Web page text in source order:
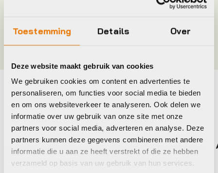
Toestemming Details Over
Deze website maakt gebruik van cookies
We gebruiken cookies om content en advertenties te
personaliseren, om functies voor social media te bieden
en om ons websiteverkeer te analyseren. Ook delen we
informatie over uw gebruik van onze site met onze
partners voor social media, adverteren en analyse. Deze
partners kunnen deze gegevens combineren met andere
informatie die u aan ze heeft verstrekt of die ze hebben
verzameld op basis van uw gebruik van hun services.
Kleur BLACK, Zwart
Maak je fiets compleet
Bekijk alle accessoires